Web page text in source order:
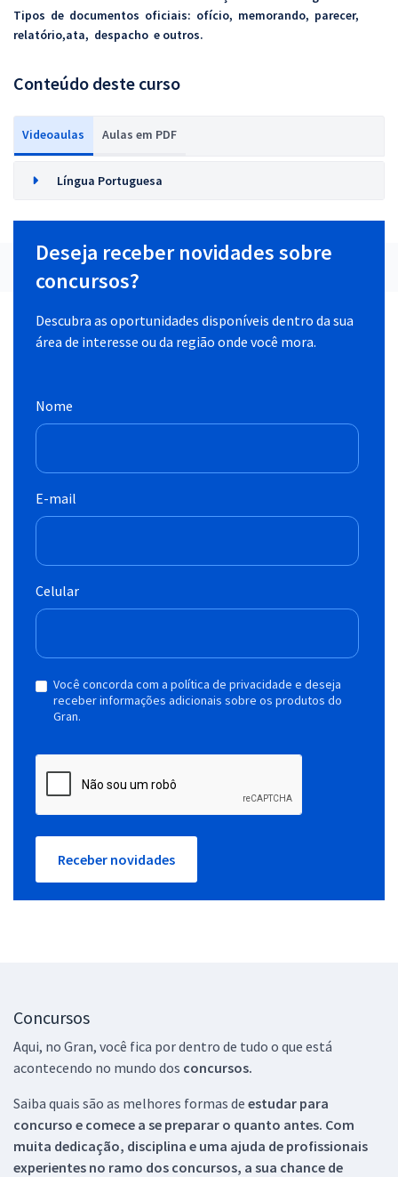
Tipos de documentos oficiais: ofício, memorando, parecer,
relatório,ata, despacho e outros.
Conteúdo deste curso
Videoaulas Aulas em PDF
Língua Portuguesa
Deseja receber novidades sobre
concursos?
Descubra as oportunidades disponíveis dentro da sua
área de interesse ou da região onde você mora.
Nome
E-mail
Celular
Você concorda com a política de privacidade e deseja
receber informações adicionais sobre os produtos do
Gran.
Receber novidades
Concursos
Aqui, no Gran, você fica por dentro de tudo o que está
acontecendo no mundo dos concursos.
Saiba quais são as melhores formas de estudar para
concurso e comece a se preparar o quanto antes. Com
muita dedicação, disciplina e uma ajuda de profissionais
experientes no ramo dos concursos, a sua chance de